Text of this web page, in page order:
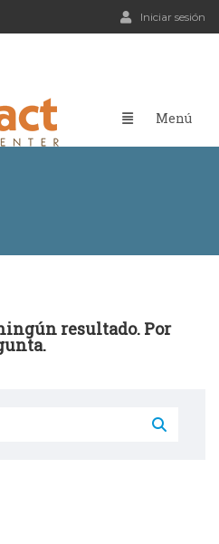
Iniciar sesión
resultado. Por